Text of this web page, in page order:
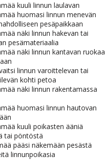
kuuli linnun laulavan
huomasi linnun menevän
pesäpaikkaan
näki linnun hakevan tai
pesämateriaalia
näki linnun kantavan ruokaa
linnun varoittelevan tai
kohti petoa
näki linnun rakentamassa
huomasi linnun hautovan
kuuli poikasten ääniä
tai pöntöstä
pääsi näkemään pesästä
linnunpoikasia